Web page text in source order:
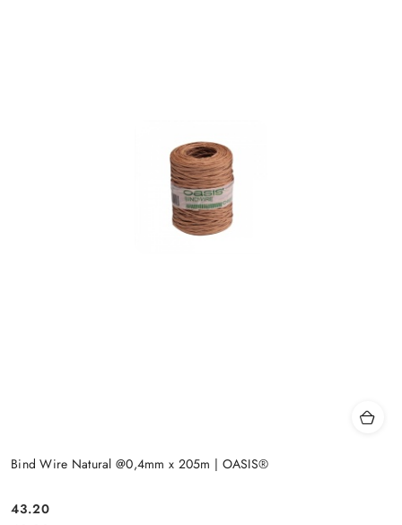
Bind Wire Natural @0,4mm x 205m | OASIS®
43.20